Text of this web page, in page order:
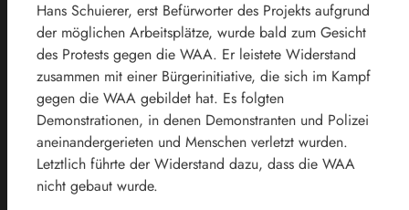
Hans Schuierer, erst Befürworter des Projekts aufgrund
der möglichen Arbeitsplätze, wurde bald zum Gesicht
des Protests gegen die WAA. Er leistete Widerstand
zusammen mit einer Bürgerinitiative, die sich im Kampf
gegen die WAA gebildet hat. Es folgten
Demonstrationen, in denen Demonstranten und Polizei
aneinandergerieten und Menschen verletzt wurden.
Letztlich führte der Widerstand dazu, dass die WAA
nicht gebaut wurde.